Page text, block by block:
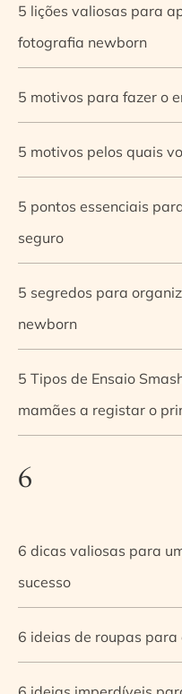
5 lições valiosas para
fotografia newborn
5 motivos para fazer o
5 motivos pelos quais
5 pontos essenciais
seguro
5 segredos para
newborn
5 Tipos de Ensaio
mamães a registar o
6
6 dicas valiosas para
sucesso
6 ideias de roupas